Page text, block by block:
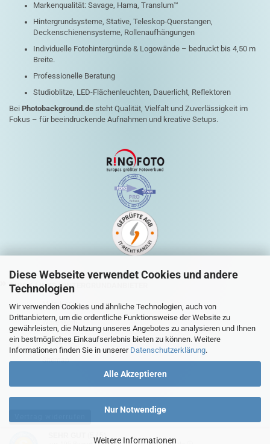
Diese Webseite verwendet Cookies und andere
Technologien
Wir verwenden Cookies und ähnliche Technologien, auch von
Drittanbietern, um die ordentliche Funktionsweise der Website zu
gewährleisten, die Nutzung unseres Angebotes zu analysieren und Ihnen
ein bestmögliches Einkaufserlebnis bieten zu können. Weitere
Informationen finden Sie in unserer Datenschutzerklärung.
Alle Akzeptieren
Nur Notwendige
Weitere Informationen
Markenqualität: Savage, Hama, Translum™
Hintergrundsysteme, Stative, Teleskop-Querstangen,
Deckenschienensysteme, Rollenaufhängungen
Individuelle Fotohintergründe & Logowände – bedruckt bis 4,50 m
Breite.
Professionelle Beratung
Studioblitze, LED-Flächenleuchten, Dauerlicht, Reflektoren
Bei Photobackground.de steht Qualität, Vielfalt und Zuverlässigkeit im
Fokus – für beeindruckende Aufnahmen und kreative Setups.
QUICK-LINKS HINTERGRUNDANBIETER
Mein Konto
Warenkorb
Zur Kasse
Sitemap
(5 / 5)